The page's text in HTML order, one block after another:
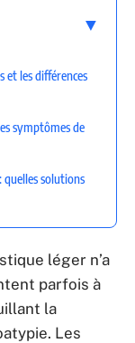
et les différences
symptômes de
quelles solutions
léger n’a
parfois à
la
Les